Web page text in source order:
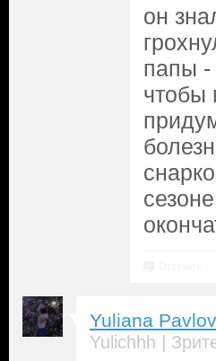
он
папы -
чтобы
Yuliana
Yulichhh |